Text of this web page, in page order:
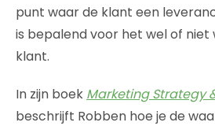
punt waar de klant een
is bepalend voor het wel of niet
klant.
In zijn boek Marketing Strategy
beschrijft Robben hoe je de